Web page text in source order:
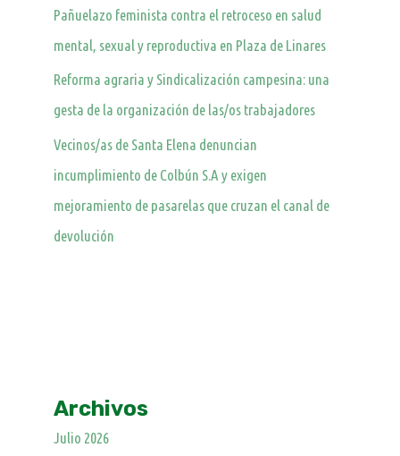
Pañuelazo feminista contra el retroceso en salud
mental, sexual y reproductiva en Plaza de Linares
Reforma agraria y Sindicalización campesina: una
gesta de la organización de las/os trabajadores
Vecinos/as de Santa Elena denuncian
incumplimiento de Colbún S.A y exigen
mejoramiento de pasarelas que cruzan el canal de
devolución
Archivos
Julio 2026